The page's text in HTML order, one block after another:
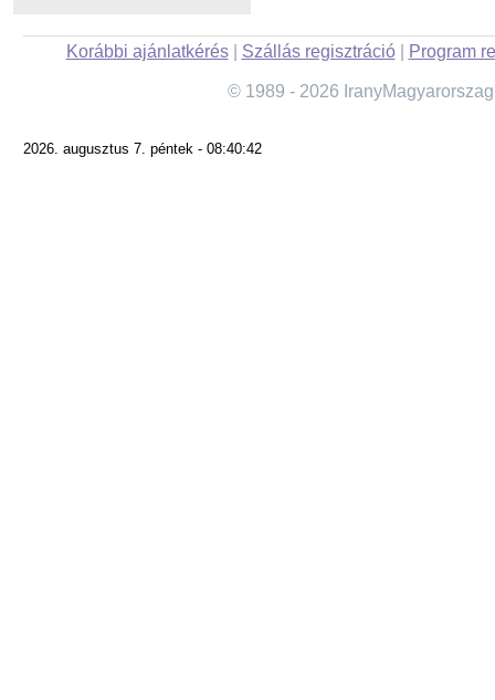
Korábbi ajánlatkérés| Szállás regisztráció| Program
© 1989 - 2026
2026. augusztus 7. péntek - 08:40:42